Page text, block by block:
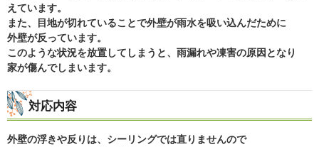
えています。
また、目地が切れていることで外壁が雨水を吸い込んだために
外壁が反っています。
このような状況を放置してしまうと、雨漏れや凍害の原因となり
家が傷んでしまいます。
対応内容
外壁の浮きや反りは、シーリングでは直りませんので